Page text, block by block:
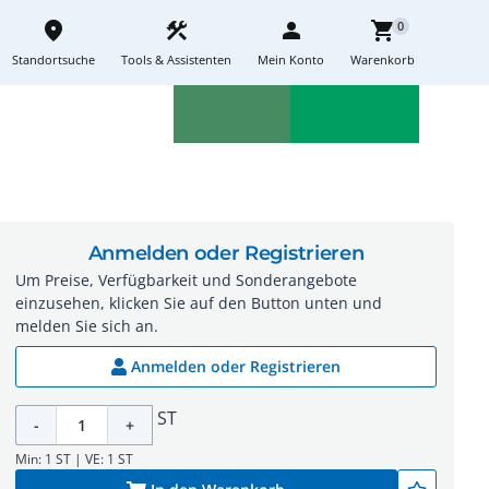
place
Standortsuche
construction
Tools & Assistenten
person
Mein Konto
shopping_cart0
Warenkorb
Anmelden oder Registrieren
Um Preise, Verfügbarkeit und Sonderangebote
einzusehen, klicken Sie auf den Button unten und
melden Sie sich an.
Anmelden oder Registrieren
- + ST
Min: 1 ST | VE: 1 ST